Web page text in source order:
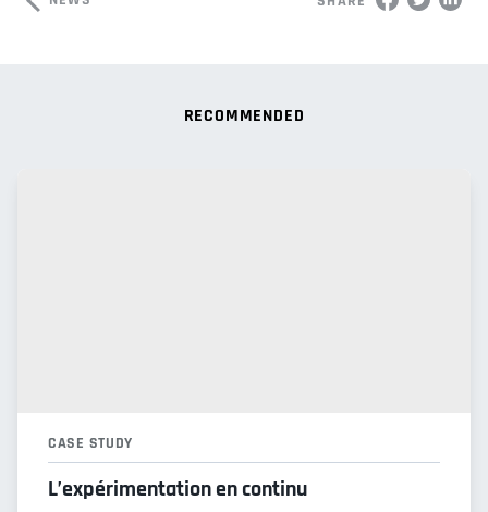
RECOMMENDED
CASE STUDY
L’expérimentation en continu